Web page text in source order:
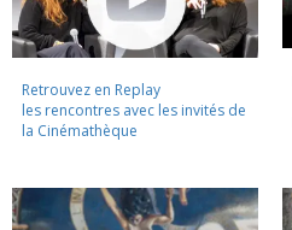
Retrouvez en Replay
les rencontres avec les invités de
la Cinémathèque